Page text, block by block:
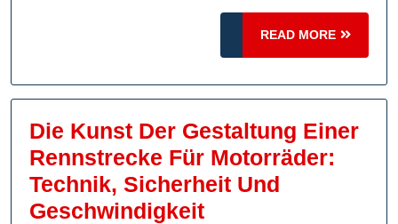
READ MORE
READ
MORE
Die Kunst Der Gestaltung Einer
Rennstrecke Für Motorräder:
Technik, Sicherheit Und
GeschwindigkeitDie